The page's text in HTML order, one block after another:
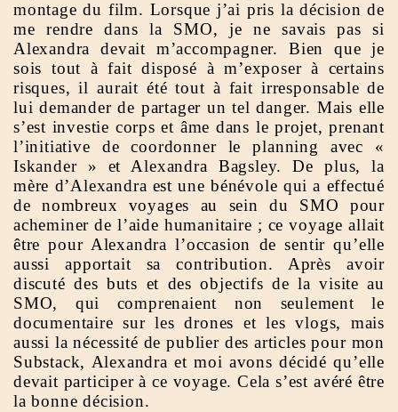
montage du film. Lorsque j’ai pris la décision de
me rendre dans la SMO, je ne savais pas si
Alexandra devait m’accompagner. Bien que je
sois tout à fait disposé à m’exposer à certains
risques, il aurait été tout à fait irresponsable de
lui demander de partager un tel danger. Mais elle
s’est investie corps et âme dans le projet, prenant
l’initiative de coordonner le planning avec «
Iskander » et Alexandra Bagsley. De plus, la
mère d’Alexandra est une bénévole qui a effectué
de nombreux voyages au sein du SMO pour
acheminer de l’aide humanitaire ; ce voyage allait
être pour Alexandra l’occasion de sentir qu’elle
aussi apportait sa contribution. Après avoir
discuté des buts et des objectifs de la visite au
SMO, qui comprenaient non seulement le
documentaire sur les drones et les vlogs, mais
aussi la nécessité de publier des articles pour mon
Substack, Alexandra et moi avons décidé qu’elle
devait participer à ce voyage. Cela s’est avéré être
la bonne décision.